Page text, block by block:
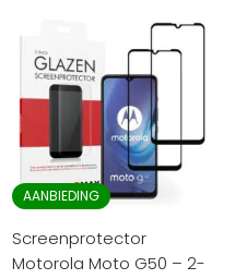
AANBIEDING
Screenprotector
Motorola Moto G50 – 2-